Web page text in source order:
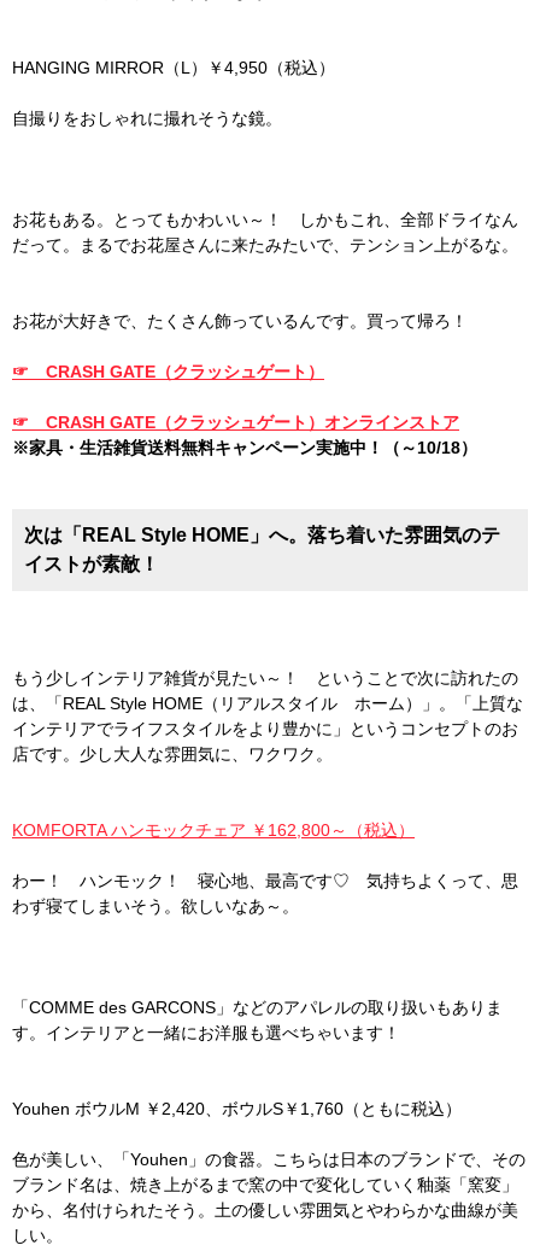
HANGING MIRROR（L）￥4,950（税込）
自撮りをおしゃれに撮れそうな鏡。
お花もある。とってもかわいい～！ しかもこれ、全部ドライなん
だって。まるでお花屋さんに来たみたいで、テンション上がるな。
お花が大好きで、たくさん飾っているんです。買って帰ろ！
☞ CRASH GATE（クラッシュゲート）
☞ CRASH GATE（クラッシュゲート）オンラインストア
※家具・生活雑貨送料無料キャンペーン実施中！（～10/18）
次は「REAL Style HOME」へ。落ち着いた雰囲気のテ
イストが素敵！
もう少しインテリア雑貨が見たい～！ ということで次に訪れたの
は、「REAL Style HOME（リアルスタイル ホーム）」。「上質な
インテリアでライフスタイルをより豊かに」というコンセプトのお
店です。少し大人な雰囲気に、ワクワク。
KOMFORTA ハンモックチェア ￥162,800～（税込）
わー！ ハンモック！ 寝心地、最高です♡ 気持ちよくって、思
わず寝てしまいそう。欲しいなあ～。
「COMME des GARCONS」などのアパレルの取り扱いもありま
す。インテリアと一緒にお洋服も選べちゃいます！
Youhen ボウルM ￥2,420、ボウルS￥1,760（ともに税込）
色が美しい、「Youhen」の食器。こちらは日本のブランドで、その
ブランド名は、焼き上がるまで窯の中で変化していく釉薬「窯変」
から、名付けられたそう。土の優しい雰囲気とやわらかな曲線が美
しい。